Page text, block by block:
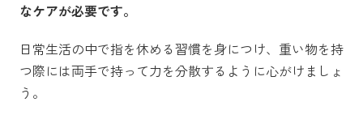
なケアが必要です。
日常生活の中で指を休める習慣を身につけ、重い物を持
つ際には両手で持って力を分散するように心がけましょ
う。